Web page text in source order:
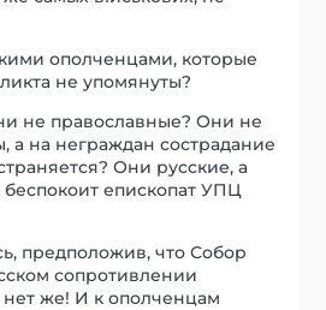
ополченцами, которые
не упомянуты?
не православные? Они не
а на неграждан сострадание
Они русские, а
беспокоит епископат УПЦ
предположив, что Собор
сопротивлении
нет же! И к ополченцам